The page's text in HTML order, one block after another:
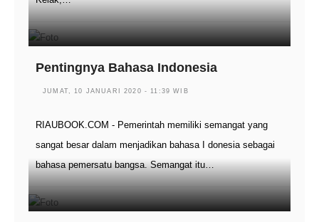
Pentingnya Bahasa Indonesia
JUMAT, 10 JANUARI 2020 - 11:39 WIB
RIAUBOOK.COM - Pemerintah memiliki semangat yang
sangat besar dalam menjadikan bahasa I donesia sebagai
bahasa pemersatu bangsa. Semangat itu…